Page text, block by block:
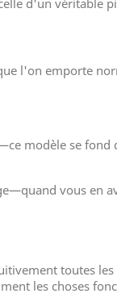
d'un véritable
l'on emporte
modèle se fond
vous en
toutes
les choses